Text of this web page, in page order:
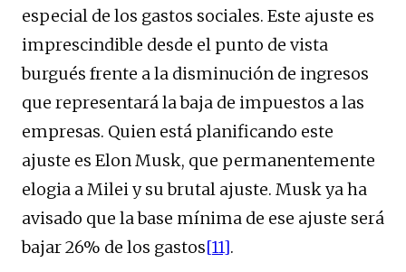
especial de los gastos sociales. Este ajuste es
imprescindible desde el punto de vista
burgués frente a la disminución de ingresos
que representará la baja de impuestos a las
empresas. Quien está planificando este
ajuste es Elon Musk, que permanentemente
elogia a Milei y su brutal ajuste. Musk ya ha
avisado que la base mínima de ese ajuste será
bajar 26% de los gastos[11].